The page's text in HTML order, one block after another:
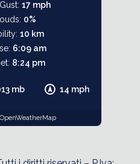
mb 14 mph
17 mph
0%
10 km
6:09 am
8:24 pm